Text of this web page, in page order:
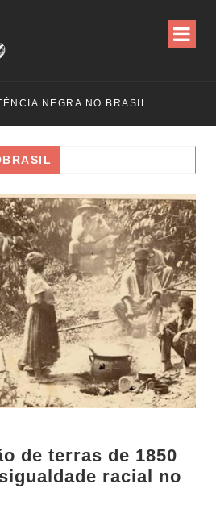
NEGRA NO BRASIL
de terras de 1850
racial no